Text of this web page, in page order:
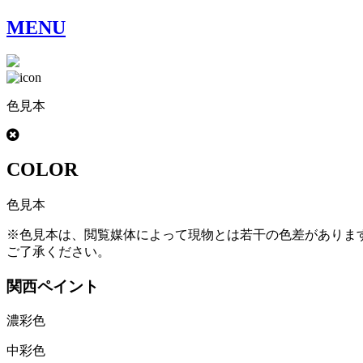
MENU
色見本
COLOR
色見本
※色見本は、閲覧媒体によって現物とは若干の色差がありま
ご了承ください。
関西ペイント
濃彩色
中彩色